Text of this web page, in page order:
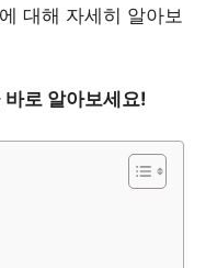
대해 자세히 알아보
로 알아보세요!